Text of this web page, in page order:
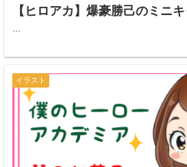
【ヒロアカ】爆豪勝己のミニ
イラスト